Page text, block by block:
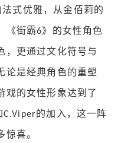
式优雅，从金佰莉的
《街霸6》的女性角色
，更通过文化符号与
论是经典角色的重塑
戏的女性形象达到了
C.Viper的加入，这一阵
惊喜。